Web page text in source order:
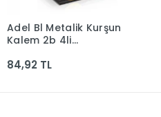
Sepete Ekle
Adel Bl Metalik Kurşun
Kalem 2b 4li
84,92 TL